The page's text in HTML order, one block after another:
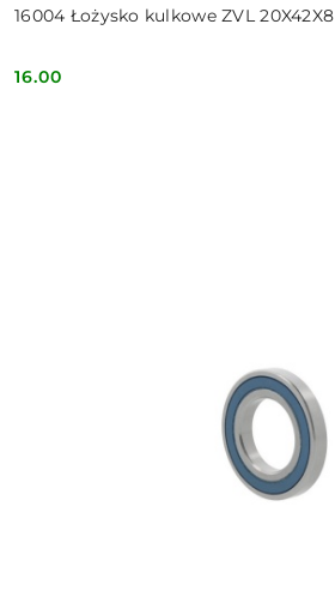
16004 Łożysko kulkowe ZVL 20X42X8
Cena:
16.00